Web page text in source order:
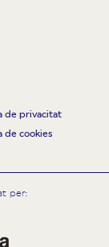
de privacitat
de cookies
per: